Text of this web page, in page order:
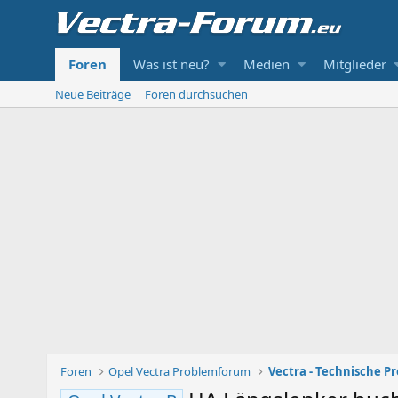
Foren Was ist neu? Medien Mitglieder
Neue Beiträge Foren durchsuchen
Foren Opel Vectra Problemforum Vectra - Technische